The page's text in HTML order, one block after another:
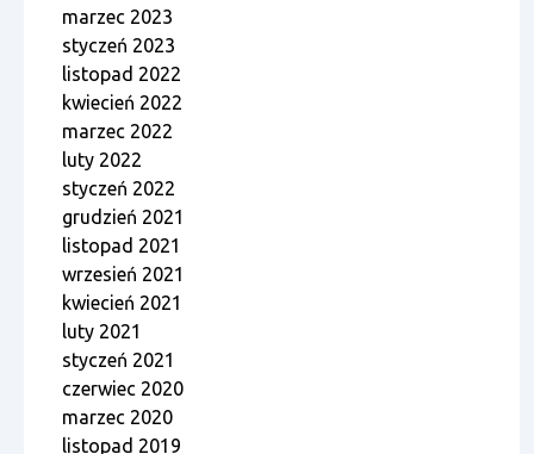
marzec 2023
styczeń 2023
listopad 2022
kwiecień 2022
marzec 2022
luty 2022
styczeń 2022
grudzień 2021
listopad 2021
wrzesień 2021
kwiecień 2021
luty 2021
styczeń 2021
czerwiec 2020
marzec 2020
listopad 2019